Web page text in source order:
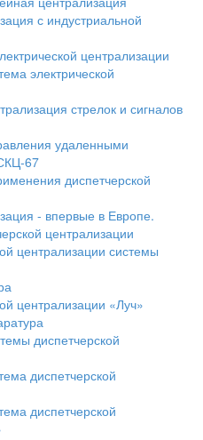
с индустриальной
централизации
электрической
стрелок и сигналов
удаленными
67
диспетчерской
- впервые в Европе.
централизации
централизации системы
централизации «Луч»
диспетчерской
диспетчерской
диспетчерской